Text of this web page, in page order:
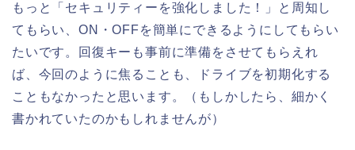
もっと「セキュリティーを強化しました！」と周知し
てもらい、ON・OFFを簡単にできるようにしてもらい
たいです。回復キーも事前に準備をさせてもらえれ
ば、今回のように焦ることも、ドライブを初期化する
こともなかったと思います。（もしかしたら、細かく
書かれていたのかもしれませんが）